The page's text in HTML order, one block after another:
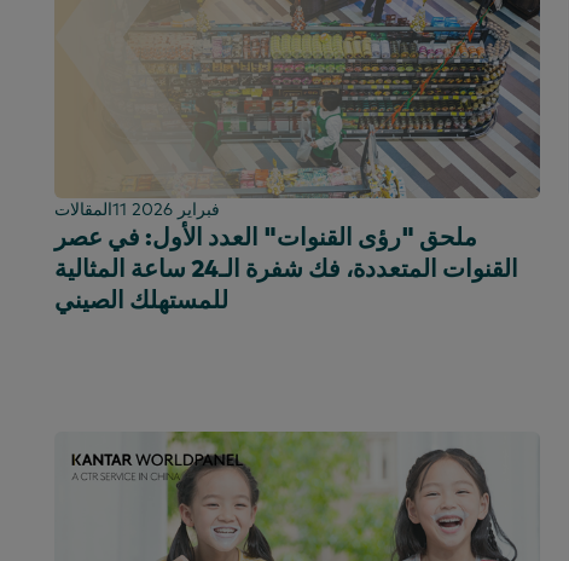
المقالات 11 فبراير 2026
ملحق "رؤى القنوات" العدد الأول: في عصر
القنوات المتعددة، فك شفرة الـ24 ساعة المثالية
للمستهلك الصيني